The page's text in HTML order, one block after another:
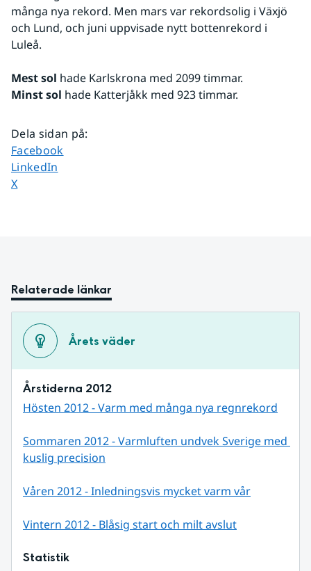
många nya rekord. Men mars var rekordsolig i Växjö
och Lund, och juni uppvisade nytt bottenrekord i
Luleå.
Mest sol hade Karlskrona med 2099 timmar.
Minst sol hade Katterjåkk med 923 timmar.
Dela sidan på:
Dela sidan på
Facebook
Dela sidan på
LinkedIn
Dela sidan på
X
Relaterade länkar
Årets väder
Årstiderna 2012
Hösten 2012 - Varm med många nya regnrekord
Sommaren 2012 - Varmluften undvek Sverige med
kuslig precision
Våren 2012 - Inledningsvis mycket varm vår
Vintern 2012 - Blåsig start och milt avslut
Statistik